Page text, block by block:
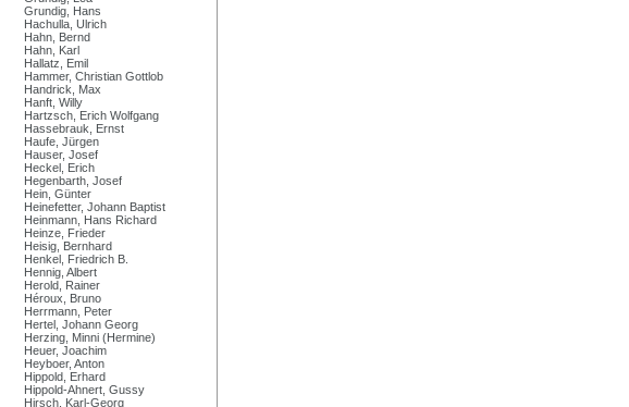
Grundig, Hans
Hachulla, Ulrich
Hahn, Bernd
Hahn, Karl
Hallatz, Emil
Hammer, Christian Gottlob
Handrick, Max
Hanft, Willy
Hartzsch, Erich Wolfgang
Hassebrauk, Ernst
Haufe, Jürgen
Hauser, Josef
Heckel, Erich
Hegenbarth, Josef
Hein, Günter
Heinefetter, Johann Baptist
Heinmann, Hans Richard
Heinze, Frieder
Heisig, Bernhard
Henkel, Friedrich B.
Hennig, Albert
Herold, Rainer
Héroux, Bruno
Herrmann, Peter
Hertel, Johann Georg
Herzing, Minni (Hermine)
Heuer, Joachim
Heyboer, Anton
Hippold, Erhard
Hippold-Ahnert, Gussy
Hirsch, Karl-Georg